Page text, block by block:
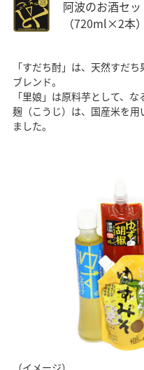
阿波のお酒セ
（720ml×2本）
「すだち酎」は、天然すだ
ブレンド。
「里娘」は原料芋として、な
麹（こうじ）は、国産米を
ました。
（イメージ）